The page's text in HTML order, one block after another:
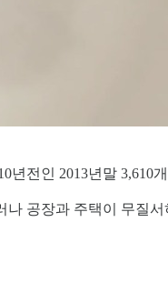
전인 2013년말 3,610
공장과 주택이 무질